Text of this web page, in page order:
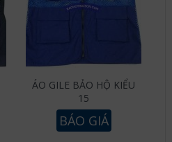
ÁO GILE BẢO HỘ KIỂU
15
BÁO GIÁ